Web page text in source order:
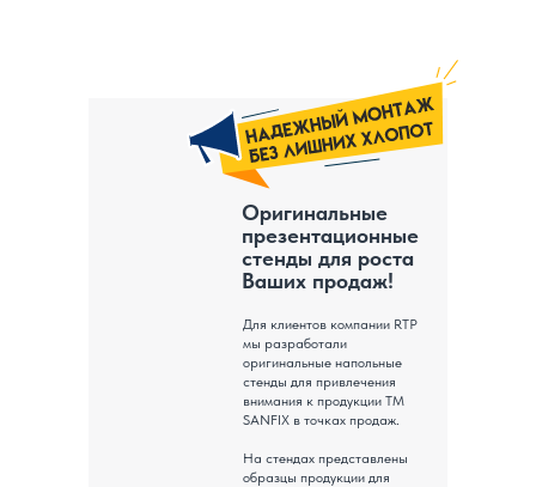
Оригинальные
презентационные
стенды для роста
Ваших продаж!
Для клиентов компании RTP
мы разработали
оригинальные напольные
стенды для привлечения
внимания к продукции ТМ
SANFIX в точках продаж.
На стендах представлены
образцы продукции для